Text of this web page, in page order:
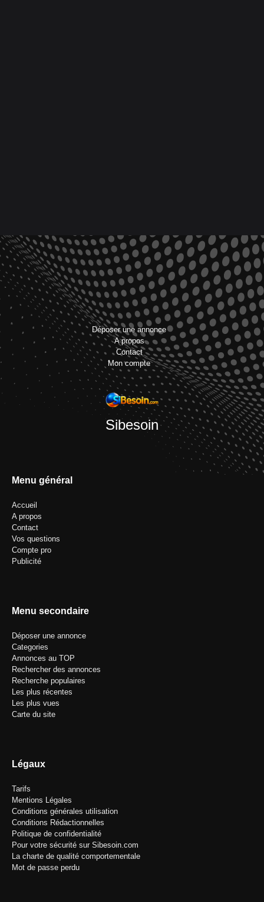
Déposer une annonce
A propos
Contact
Mon compte
Sibesoin
Menu général
Accueil
A propos
Contact
Vos questions
Compte pro
Publicité
Menu secondaire
Déposer une annonce
Categories
Annonces au TOP
Rechercher des annonces
Recherche populaires
Les plus récentes
Les plus vues
Carte du site
Légaux
Tarifs
Mentions Légales
Conditions générales utilisation
Conditions Rédactionnelles
Politique de confidentialité
Pour votre sécurité sur Sibesoin.com
La charte de qualité comportementale
Mot de passe perdu